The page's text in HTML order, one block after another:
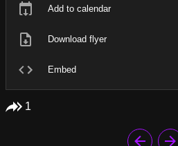
Add to calendar
Download flyer
Embed
1